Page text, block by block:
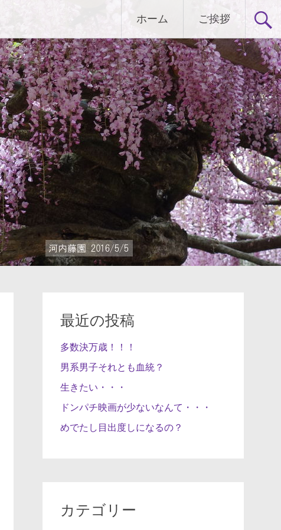
ホーム ご挨拶
最近の投稿
多数決万歳！！！
男系男子それとも血統？
生きたい・・・
ドンパチ映画が少ないなんて・・・
めでたし目出度しになるの？
カテゴリー